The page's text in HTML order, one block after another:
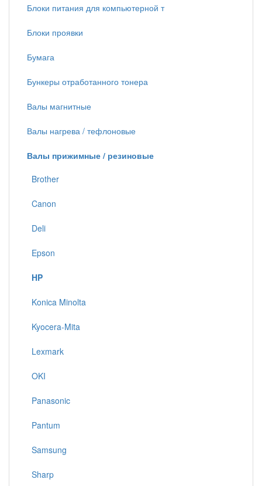
Блоки питания для компьютерной т
Блоки проявки
Бумага
Бункеры отработанного тонера
Валы магнитные
Валы нагрева / тефлоновые
Валы прижимные / резиновые
Brother
Canon
Deli
Epson
HP
Konica Minolta
Kyocera-Mita
Lexmark
OKI
Panasonic
Pantum
Samsung
Sharp